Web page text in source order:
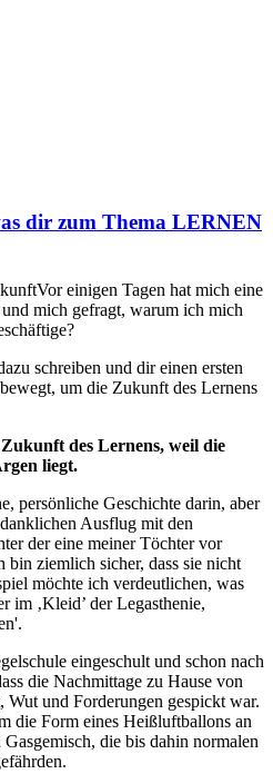
dir zum Thema LERNEN
Vor einigen Tagen hat mich eine
mich gefragt, warum ich mich
schreiben und dir einen ersten
um die Zukunft des Lernens
des Lernens, weil die
liegt.
persönliche Geschichte darin, aber
Ausflug mit den
der eine meiner Töchter vor
bin ziemlich sicher, dass sie nicht
möchte ich verdeutlichen, was
im ‚Kleid’ der Legasthenie,
eingeschult und schon nach
die Nachmittage zu Hause von
Wut und Forderungen gespickt war.
die Form eines Heißluftballons an
die bis dahin normalen